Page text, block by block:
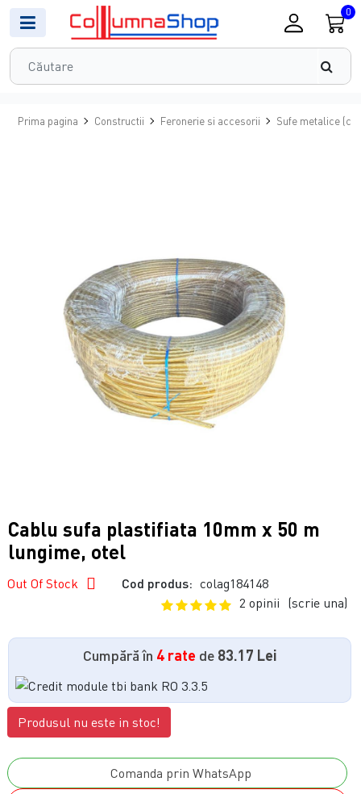
0
Prima pagina Constructii Feronerie si accesorii Sufe metalice
Cablu sufa plastifiata 10mm x 50 m
lungime, otel
Out Of Stock Cod produs: colag184148
2 opinii (scrie una)
Cumpără în 4 rate de 83.17 Lei
Produsul nu este in stoc!
Comanda prin WhatsApp